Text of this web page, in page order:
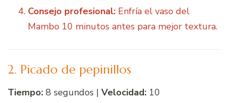
Consejo profesional: Enfría el vaso del
Mambo 10 minutos antes para mejor textura.
2. Picado de pepinillos
Tiempo: 8 segundos | Velocidad: 10